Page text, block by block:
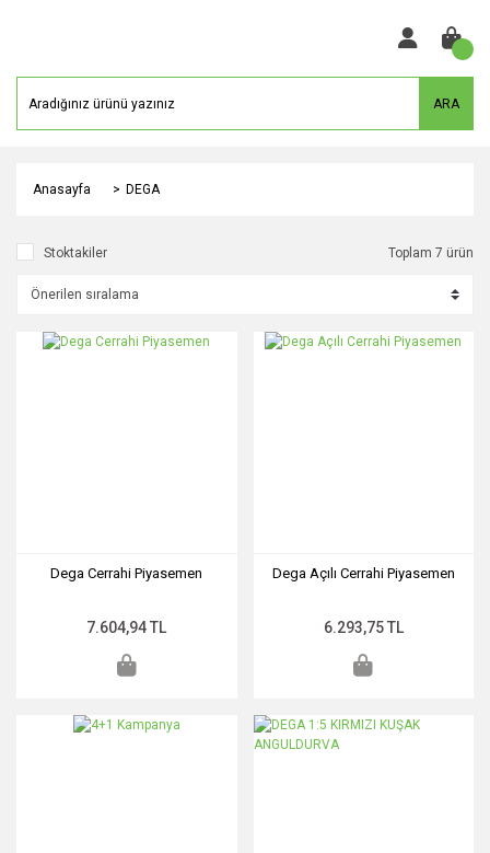
ARA
Anasayfa DEGA
Stoktakiler Toplam 7 ürün
Dega Cerrahi Piyasemen
7.604,94 TL
Dega Açılı Cerrahi Piyasemen
6.293,75 TL